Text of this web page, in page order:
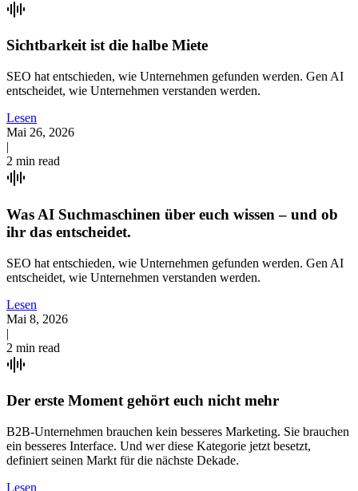
Sichtbarkeit ist die halbe Miete
SEO hat entschieden, wie Unternehmen gefunden werden. Gen AI
entscheidet, wie Unternehmen verstanden werden.
Lesen
Mai 26, 2026
|
2 min read
Was AI Suchmaschinen über euch wissen – und ob
ihr das entscheidet.
SEO hat entschieden, wie Unternehmen gefunden werden. Gen AI
entscheidet, wie Unternehmen verstanden werden.
Lesen
Mai 8, 2026
|
2 min read
Der erste Moment gehört euch nicht mehr
B2B-Unternehmen brauchen kein besseres Marketing. Sie brauchen
ein besseres Interface. Und wer diese Kategorie jetzt besetzt,
definiert seinen Markt für die nächste Dekade.
Lesen